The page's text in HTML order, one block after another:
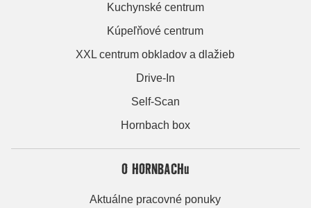
Kuchynské centrum
Kúpeľňové centrum
XXL centrum obkladov a dlažieb
Drive-In
Self-Scan
Hornbach box
O HORNBACHu
Aktuálne pracovné ponuky